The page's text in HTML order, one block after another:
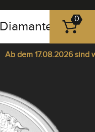
0351
-
43
Diamanten
0
Ab dem 17.08.2026 sind